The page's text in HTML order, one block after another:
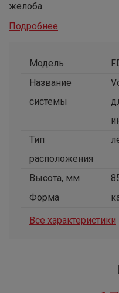
желоба.
Подробнее
Модель
Название
системы
Тип
расположения
Высота, мм
Форма
Все характеристики